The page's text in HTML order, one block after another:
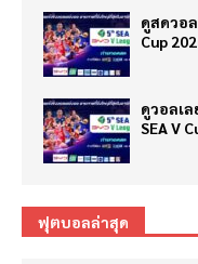
ดูสดวอ
Cup
ดูวอลเ
SEA V
ฟุตบอลล่าสุด